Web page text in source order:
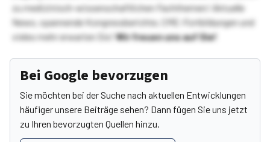
zu medizinisch-wissenschaftlichen Fachthemen! Aktuelle
News, spannende Kongressberichte, CME-Fortbildungen und
vieles mehr erwarten Sie!Wir freuen uns auf Sie!
Bei Google bevorzugen
Sie möchten bei der Suche nach aktuellen Entwicklungen
häufiger unsere Beiträge sehen? Dann fügen Sie uns jetzt
zu Ihren bevorzugten Quellen hinzu.